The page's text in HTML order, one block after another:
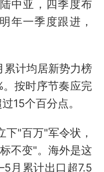
中亚，四季度布
年一季度跟进，
累计均居新势力榜
按时序节奏应完
15个百分点。
"百万"军令状，
不变"。海外是这
月累计出口超7.5